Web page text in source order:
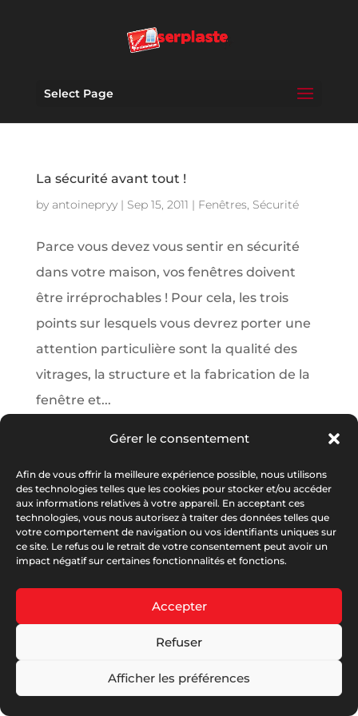
Gérer le consentement
Afin de vous offrir la meilleure expérience possible, nous utilisons
des technologies telles que les cookies pour stocker et/ou accéder
aux informations relatives à votre appareil. En acceptant ces
technologies, vous nous autorisez à traiter des données telles que
votre comportement de navigation ou vos identifiants uniques sur
ce site. Le refus ou le retrait de votre consentement peut avoir un
impact négatif sur certaines fonctionnalités et fonctions.
Accepter
Refuser
Afficher les préférences
Select Page
La sécurité avant tout !
by antoinepryy| Sep 15, 2011 | Fenêtres, Sécurité
Parce vous devez vous sentir en sécurité
dans votre maison, vos fenêtres doivent
être irréprochables ! Pour cela, les trois
points sur lesquels vous devrez porter une
attention particulière sont la qualité des
vitrages, la structure et la fabrication de la
fenêtre et...
© Serplaste 2026 | Créé parAntoine PERRY|RGPD |
Garanties Et Notices
DOP